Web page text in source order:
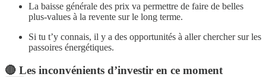
La baisse générale des prix va permettre de faire de belles
plus-values à la revente sur le long terme.
Si tu t’y connais, il y a des opportunités à aller chercher sur les
passoires énergétiques.
🔴 Les inconvénients d’investir en ce moment